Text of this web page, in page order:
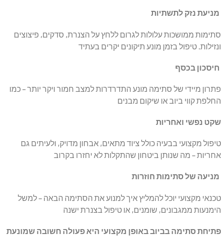
מניעת נזק לתשתיות
סתימות ממושכות עלולות לגרום ללחץ על הצנרת, סדקים, פיצוצים
ונזילות. טיפול בזמן מונע תיקונים יקרים בעתיד
חיסכון בכסף
פתרון מיידי של סתימה מונע התדרדרות למצב חמור ויקר יותר – כמו
החלפת קווי ביוב או שיקום מבנים
שקט נפשי ואחריות
טיפול מקצועי בבעיה כולל ציוד מתאים, אבחון מדויק, ולעיתים גם
אחריות – מה שנותן ביטחון שהתקלות לא יחזרו בקרוב
מניעה של סתימות חוזרות
טכנאי מקצועי יוכל להמליץ איך למנוע את הסתימה הבאה – למשל
הימנעות ממגבונים, שומנים, או טיפול בצנרת ישנה
פתיחת סתימה בביוב באופן מקצועי היא פעולה חשובה שמונעת